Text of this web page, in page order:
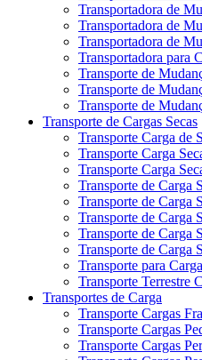
Transportadora de
Transportadora de
Transportadora de
Transportadora para
Transporte de
Transporte de
Transporte de
Transporte de Cargas Secas
Transporte Carga de
Transporte Carga
Transporte Carga
Transporte de Carga
Transporte de Carga
Transporte de Carga
Transporte de Carga
Transporte de Carga
Transporte para
Transporte Terrestre
Transportes de Carga
Transporte Cargas
Transporte Cargas
Transporte Cargas